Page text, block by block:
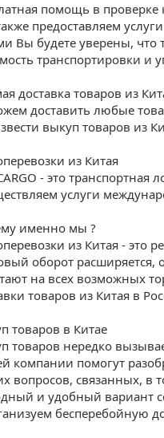
помощь в проверке
предоставляем
Вы будете уверены, что
транспортировки и
доставка товаров из
доставить любые
выкуп товаров из
из Китая
- это
услуги
именно мы ?
из Китая - это
оборот расширяется,
на всех возможных
товаров из Китая в
товаров в Китае
товаров нередко
компании помогут
вопросов, связанных, в
и удобный вариант
бесперебойную